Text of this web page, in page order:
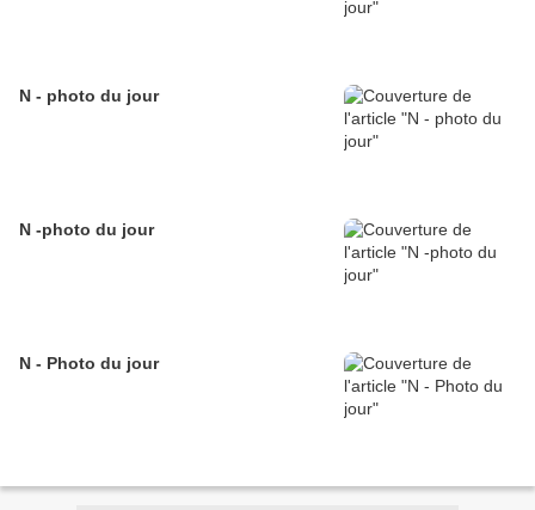
N - photo du jour
N -photo du jour
N - Photo du jour